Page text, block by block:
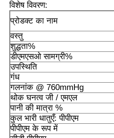
एमएसएम थोक
डीएमएसओ डाइमिथाइल
एमएसएम पूरक
एमएसएम ग्लूकोसामाइन
MSM संयुक्त पूरक घोड़ों के लिए
विशेष विवरण:
प्रोडक्ट का नाम
वस्तु
शुद्धता%
डीएमएसओ सामग्री%
उपस्थिति
गंध
गलनांक @ 760mmHg
थोक घनत्व जी / एमएल
पानी की मात्रा %
कुल भारी धातुएँ: पीपीएम
पीपीएम के रूप में